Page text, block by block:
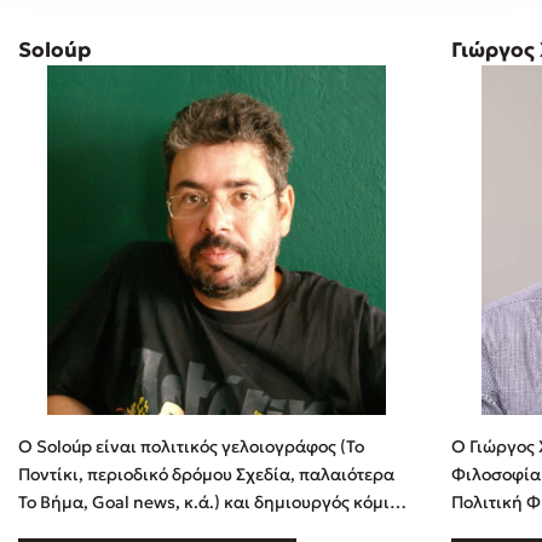
Soloúp
Ο Soloúp είναι πολιτικός γελοιογράφος (Το
Ποντίκι, περιοδικό δρόμου Σχεδία, παλαιότερα
Το Βήμα, Goal news, κ.ά.) και δημιουργός κόμικς
Γιώργος
Ο Γιώργος
Φιλοσοφία
Πολιτική